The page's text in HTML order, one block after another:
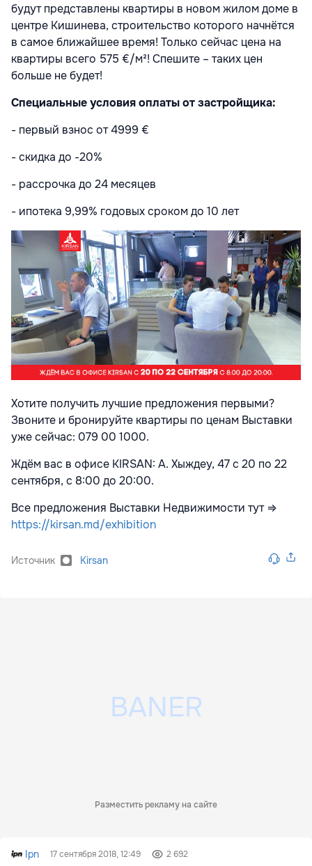
будут представлены квартиры в новом жилом доме в
центре Кишинева, строительство которого начнётся
в самое ближайшее время! Только сейчас цена на
квартиры всего 575 €/м²! Спешите – таких цен
больше не будет!
Специальные условия оплаты от застройщика:
- первый взнос от 4999 €
- скидка до -20%
- рассрочка до 24 месяцев
- ипотека 9,99% годовых сроком до 10 лет
Хотите получить лучшие предложения первыми?
Звоните и бронируйте квартиры по ценам Выставки
уже сейчас: 079 00 1000.
Ждём вас в офисе KIRSAN: А. Хыждеу, 47 с 20 по 22
сентября, с 8:00 до 20:00.
Все предложения Выставки Недвижимости тут ⇒
https://kirsan.md/exhibition
Источник Kirsan
Разместить рекламу на сайте
Ipn 17 сентября 2018, 12:49 2 692